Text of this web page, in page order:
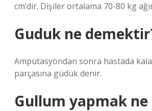
cm’dir. Dişiler ortalama 70-80 kg
Guduk ne
Ampütasyondan sonra hastada
parçasına güdük denir.
Gullum yapmak ne